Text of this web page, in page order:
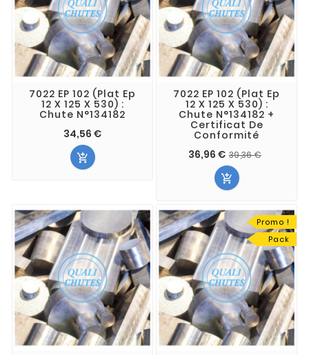
7022 EP 102 (Plat Ep
12 X 125 X 530) :
Chute N°134182
34,56 €

7022 EP 102 (Plat Ep
12 X 125 X 530) :
Chute N°134182 +
Certificat De
Conformité
36,96 € 39,36 €

Promo !
Pack